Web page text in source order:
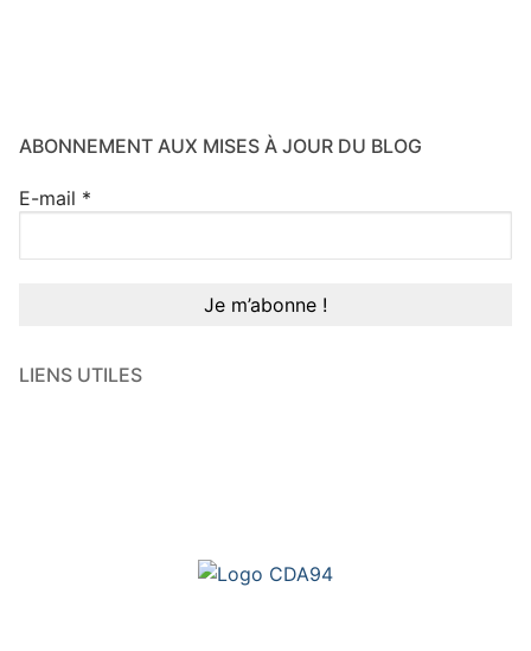
ABONNEMENT AUX MISES À JOUR DU BLOG
E-mail *
LIENS UTILES